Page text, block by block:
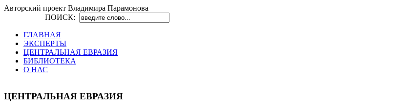
Авторский проект Владимира Парамонова
ПОИСК:
ГЛАВНАЯ
ЭКСПЕРТЫ
ЦЕНТРАЛЬНАЯ ЕВРАЗИЯ
БИБЛИОТЕКА
О НАС
ЦЕНТРАЛЬНАЯ ЕВРАЗИЯ